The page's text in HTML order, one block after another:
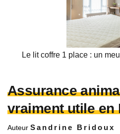
Le lit coffre 1 place : un
Assurance
vraiment utile en
Auteur Sandrine Bridoux